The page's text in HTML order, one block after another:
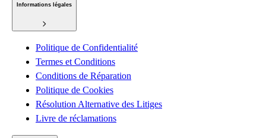
Informations légales
Politique de Confidentialité
Termes et Conditions
Conditions de Réparation
Politique de Cookies
Résolution Alternative des Litiges
Livre de réclamations